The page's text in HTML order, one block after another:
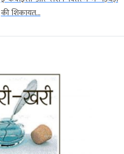
की शिकायत...